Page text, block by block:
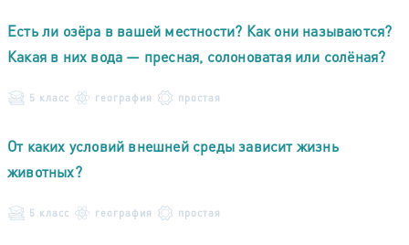
Есть ли озёра в вашей местности? Как они называются?
Какая в них вода — пресная, солоноватая или солёная?
5 класс география простая
От каких условий внешней среды зависит жизнь
животных?
5 класс география простая